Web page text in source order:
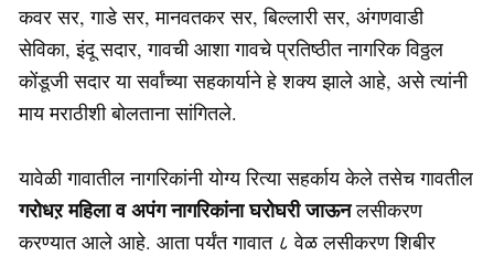
कवर सर, गाडे सर, मानवतकर सर, बिल्लारी सर, अंगणवाडी
सेविका, इंदू सदार, गावची आशा गावचे प्रतिष्ठीत नागरिक विठ्ठल
कोंडूजी सदार या सर्वांच्या सहकार्याने हे शक्य झाले आहे, असे त्यांनी
माय मराठीशी बोलताना सांगितले.
यावेळी गावातील नागरिकांनी योग्य रित्या सहर्काय केले तसेच गावतील
गरोधऱ महिला व अपंग नागरिकांना घरोघरी जाऊनलसीकरण
करण्यात आले आहे. आता पर्यंत गावात ८ वेळ लसीकरण शिबीर